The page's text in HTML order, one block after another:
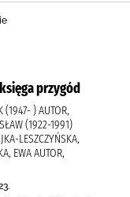
przygód
(1947- ) AUTOR,
(1922-1991)
LESZCZYŃSKA,
EWA AUTOR,